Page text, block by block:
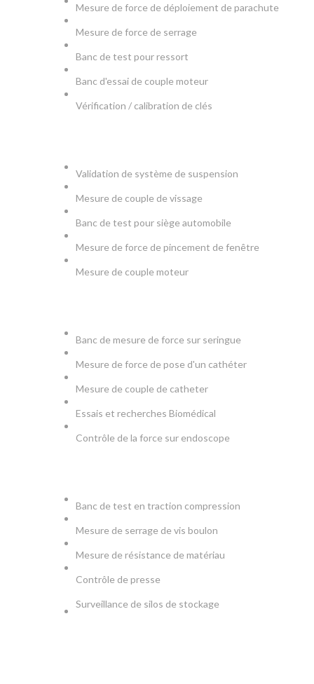
Mesure de force de déploiement de parachute
Mesure de force de serrage
Banc de test pour ressort
Banc d'essai de couple moteur
Vérification / calibration de clés
Validation de système de suspension
Mesure de couple de vissage
Banc de test pour siège automobile
Mesure de force de pincement de fenêtre
Mesure de couple moteur
Banc de mesure de force sur seringue
Mesure de force de pose d'un cathéter
Mesure de couple de catheter
Essais et recherches Biomédical
Contrôle de la force sur endoscope
Banc de test en traction compression
Mesure de serrage de vis boulon
Mesure de résistance de matériau
Contrôle de presse
Surveillance de silos de stockage